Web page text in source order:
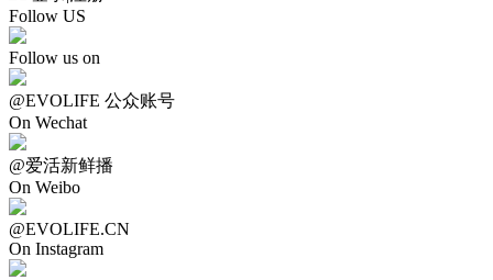
Follow US
Follow us on
@EVOLIFE 公众账号
On Wechat
@爱活新鲜播
On Weibo
@EVOLIFE.CN
On Instagram